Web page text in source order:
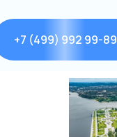
+7 (499) 992 99-89